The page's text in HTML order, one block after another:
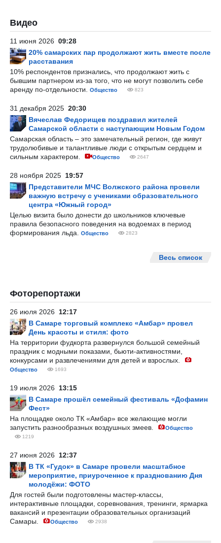
Видео
11 июня 2026 09:28
20% самарских пар продолжают жить вместе после
расставания
10% респондентов признались, что продолжают жить с
бывшим партнером из-за того, что не могут позволить себе
аренду по-отдельности.
Общество 823
31 декабря 2025 20:30
Вячеслав Федорищев поздравил жителей
Самарской области с наступающим Новым Годом
Самарская область – это замечательный регион, где живут
трудолюбивые и талантливые люди с открытым сердцем и
сильным характером.
Общество 2647
28 ноября 2025 19:57
Представители МЧС Волжского района провели
важную встречу с учениками образовательного
центра «Южный город»
Целью визита было донести до школьников ключевые
правила безопасного поведения на водоемах в период
формирования льда.
Общество 2823
Весь список
Фоторепортажи
26 июля 2026 12:17
В Самаре торговый комплекс «Амбар» провел
День красоты и стиля: фото
На территории фудкорта развернулся большой семейный
праздник с модными показами, бьюти-активностями,
конкурсами и развлечениями для детей и взрослых.
Общество 1693
19 июля 2026 13:15
В Самаре прошёл семейный фестиваль «Дофамин
Фест»
На площадке около ТК «Амбар» все желающие могли
запустить разнообразных воздушных змеев.
Общество
1219
27 июня 2026 12:37
В ТК «Гудок» в Самаре провели масштабное
мероприятие, приуроченное к празднованию Дня
молодёжи: ФОТО
Для гостей были подготовлены мастер-классы,
интерактивные площадки, соревнования, тренинги, ярмарка
вакансий и презентации образовательных организаций
Самары.
Общество 2938